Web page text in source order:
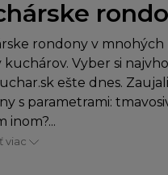
rondony v
kuchárov. Vyber si
ešte dnes.
s parametrami:
inom?...
viac